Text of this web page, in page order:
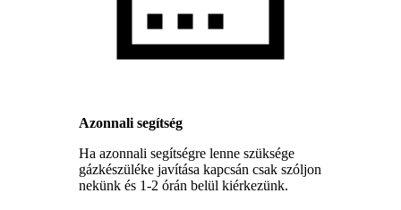
Azonnali segítség
Ha azonnali segítségre lenne szüksége
gázkészüléke javítása kapcsán csak szóljon
nekünk és 1-2 órán belül kiérkezünk.